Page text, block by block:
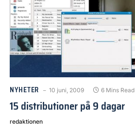
NYHETER 10 juni, 2009 6 Mins Read
15 distributioner på 9 dagar
redaktionen